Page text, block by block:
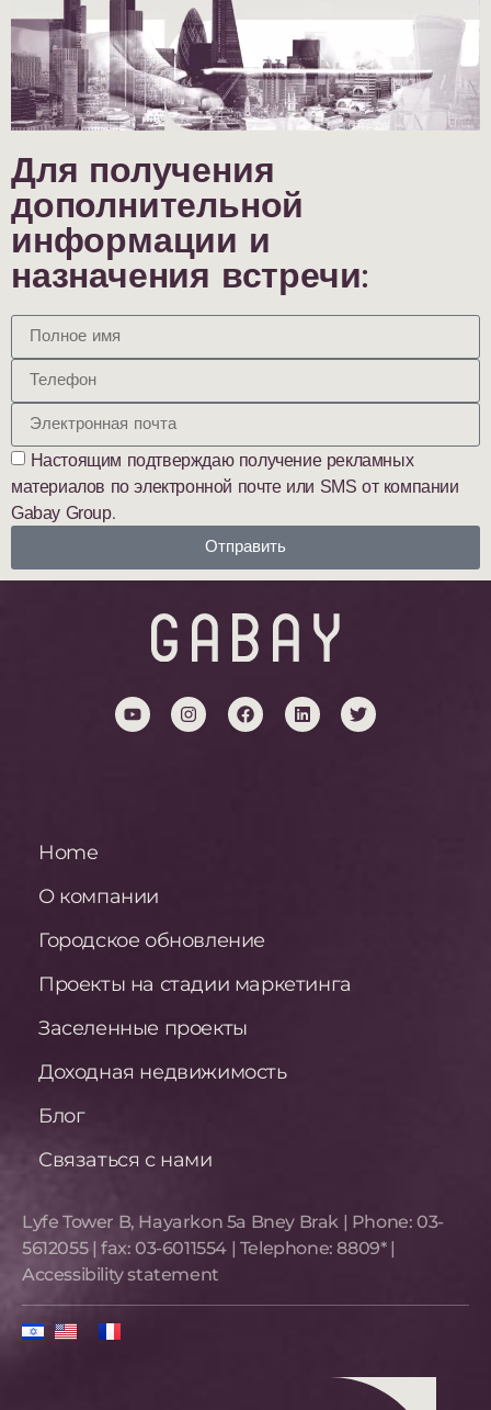
Для получения
дополнительной
информации и
назначения встречи:
Настоящим подтверждаю получение рекламных
материалов по электронной почте или SMS от компании
Gabay Group.
Отправить
Home
О компании
Городское обновление
Проекты на стадии маркетинга
Заселенные проекты
Доходная недвижимость
Блог
Связаться с нами
Lyfe Tower B, Hayarkon 5a Bney Brak​ | Phone:03-
5612055| fax:03-6011554 | Telephone:8809*|
Accessibility statement